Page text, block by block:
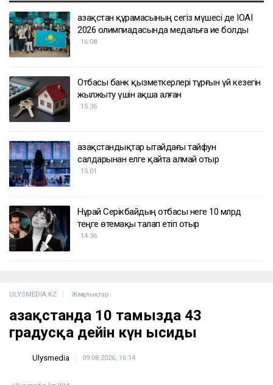
Қазақстан құрамасының сегіз мүшесі де IOAI
2026 олимпиадасында медальға ие болды
16:08
Отбасы банк қызметкерлері тұрғын үй кезегін
жылжыту үшін ақша алған
15:36
Қазақстандықтар Қытайдағы тайфун
салдарынан елге қайта алмай отыр
15:01
Нұрай Серікбайдың отбасы неге 10 млрд
теңге өтемақы талап етіп отыр
14:36
ULYSMEDIA.KZ Жаңалықтар
Қазақстанда 10 тамызда 43
градусқа дейін күн ысиды
Ulysmedia 09.08.2026, 16:14